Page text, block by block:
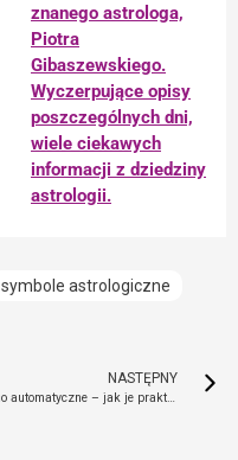
znanego astrologa,
Piotra
Gibaszewskiego.
Wyczerpujące opisy
poszczególnych dni,
wiele ciekawych
informacji z dziedziny
astrologii.
symbole astrologiczne
NASTĘPNY
Pismo automatyczne – jak je praktykować, by być szczęśliwym?